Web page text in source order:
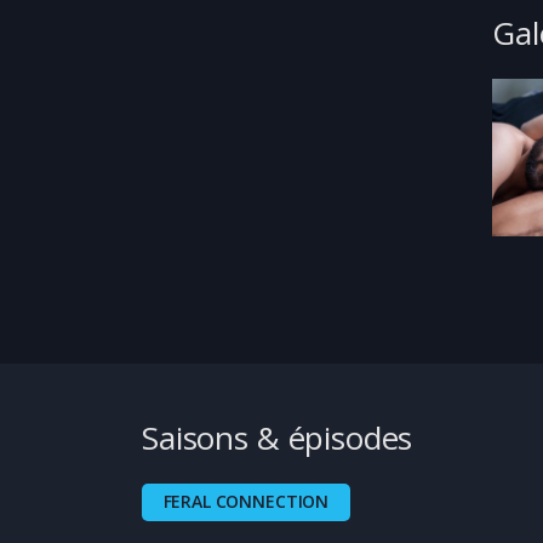
Saisons & épisodes
FERAL CONNECTION